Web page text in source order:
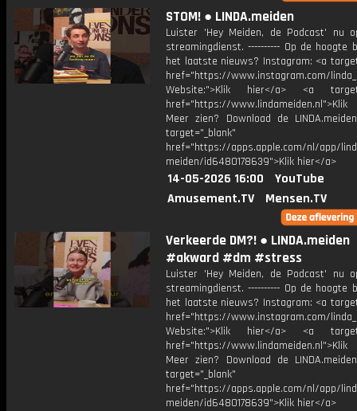
STOM! ● LINDA.meiden
Luister 'Hey Meiden, de Podcast' nu
streamingdienst. ---------- Op de hoogte
het laatste nieuws? Instagram: <a
href="https://www.instagram.com/
Website:">Klik hier</a> <a
href="https://
Meer zien? Download de
target="_blank"
href="https://apps.apple.com/nl/app/
meiden/id6480178639">Klik hier</a>
14-05-2026 16:00
YouTube
Amusement.TV
Mensen.TV
Verkeerde DM?! ● LINDA.meiden
#akward #dm #stress
Luister 'Hey Meiden, de Podcast' nu
streamingdienst. ---------- Op de hoogte
het laatste nieuws? Instagram: <a
href="https://www.instagram.com/
Website:">Klik hier</a> <a
href="https://
Meer zien? Download de
target="_blank"
href="https://apps.apple.com/nl/app/
meiden/id6480178639">Klik hier</a>